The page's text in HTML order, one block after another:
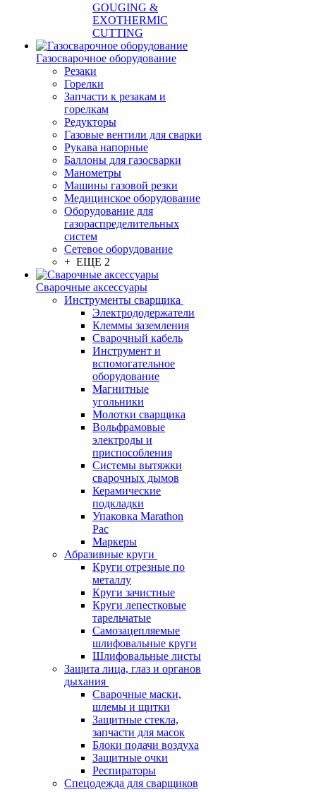
GOUGING &
EXOTHERMIC
CUTTING
Газосварочное оборудование
Резаки
Горелки
Запчасти к резакам и
горелкам
Редукторы
Газовые вентили для сварки
Рукава напорные
Баллоны для газосварки
Манометры
Машины газовой резки
Медицинское оборудование
Оборудование для
газораспределительных
систем
Сетевое оборудование
+ ЕЩЕ 2
Сварочные аксессуары
Инструменты сварщика
Электрододержатели
Клеммы заземления
Сварочный кабель
Инструмент и
вспомогательное
оборудование
Магнитные
угольники
Молотки сварщика
Вольфрамовые
электроды и
приспособления
Системы вытяжки
сварочных дымов
Керамические
подкладки
Упаковка Marathon
Pac
Маркеры
Абразивные круги
Круги отрезные по
металлу
Круги зачистные
Круги лепестковые
тарельчатые
Самозацепляемые
шлифовальные круги
Шлифовальные листы
Защита лица, глаз и органов
дыхания
Сварочные маски,
шлемы и щитки
Защитные стекла,
запчасти для масок
Блоки подачи воздуха
Защитные очки
Респираторы
Спецодежда для сварщиков